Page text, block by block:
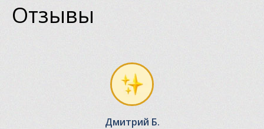
Отзывы
Дмитрий Б.